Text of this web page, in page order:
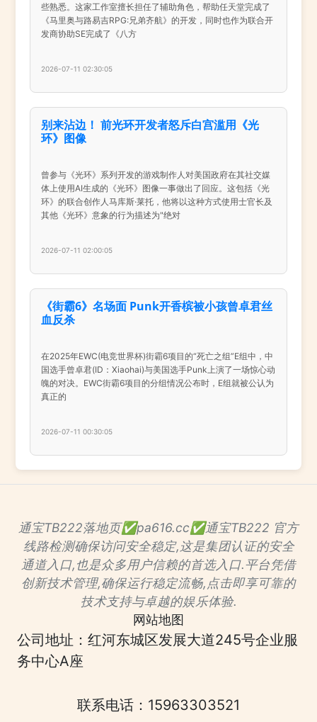
些熟悉。这家工作室擅长担任了辅助角色，帮助任天堂完成了
《马里奥与路易吉RPG:兄弟齐航》的开发，同时也作为联合开
发商协助SE完成了《八方
2026-07-11 02:30:05
别来沾边！ 前光环开发者怒斥白宫滥用《光
环》图像
曾参与《光环》系列开发的游戏制作人对美国政府在其社交媒
体上使用AI生成的《光环》图像一事做出了回应。这包括《光
环》的联合创作人马库斯·莱托，他将以这种方式使用士官长及
其他《光环》意象的行为描述为"绝对
2026-07-11 02:00:05
《街霸6》名场面 Punk开香槟被小孩曾卓君丝
血反杀
在2025年EWC(电竞世界杯)街霸6项目的“死亡之组”E组中，中
国选手曾卓君(ID：Xiaohai)与美国选手Punk上演了一场惊心动
魄的对决。EWC街霸6项目的分组情况公布时，E组就被公认为
真正的
2026-07-11 00:30:05
通宝TB222落地页✅pa616.cc✅通宝TB222 官方
线路检测确保访问安全稳定,这是集团认证的安全
通道入口,也是众多用户信赖的首选入口.平台凭借
创新技术管理,确保运行稳定流畅,点击即享可靠的
技术支持与卓越的娱乐体验.
网站地图
公司地址：红河东城区发展大道245号企业服
务中心A座
联系电话：15963303521